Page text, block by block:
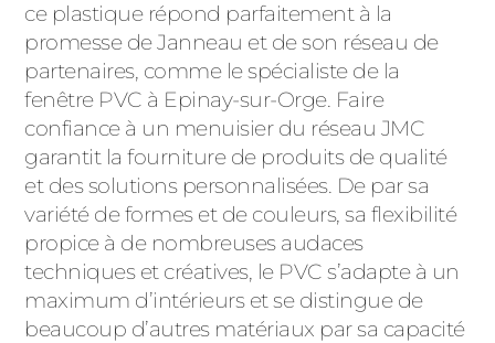
ce plastique répond parfaitement à la
promesse de Janneau et de son réseau de
partenaires, comme le spécialiste de la
fenêtre PVC à Epinay-sur-Orge. Faire
confiance à un menuisier du réseau JMC
garantit la fourniture de produits de qualité
et des solutions personnalisées. De par sa
variété de formes et de couleurs, sa flexibilité
propice à de nombreuses audaces
techniques et créatives, le PVC s’adapte à un
maximum d’intérieurs et se distingue de
beaucoup d’autres matériaux par sa capacité